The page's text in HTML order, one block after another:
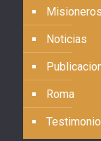
Misioneros
Noticias
Roma
Testimonio